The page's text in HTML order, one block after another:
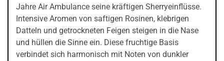
Jahre Air Ambulance seine kräftigen Sherryeinflüsse.
Intensive Aromen von saftigen Rosinen, klebrigen
Datteln und getrockneten Feigen steigen in die Nase
und hüllen die Sinne ein. Diese fruchtige Basis
verbindet sich harmonisch mit Noten von dunkler